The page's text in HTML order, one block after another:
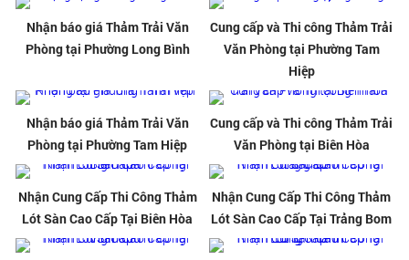
Nhận báo giá Thảm Trải Văn
Phòng tại Phường Long Bình
Cung cấp và Thi công Thảm Trải
Văn Phòng tại Phường Tam
Hiệp
Nhận báo giá Thảm Trải Văn
Phòng tại Phường Tam Hiệp
Cung cấp và Thi công Thảm Trải
Văn Phòng tại Biên Hòa
Nhận Cung Cấp Thi Công Thảm
Lót Sàn Cao Cấp Tại Biên Hòa
Nhận Cung Cấp Thi Công Thảm
Lót Sàn Cao Cấp Tại Trảng Bom